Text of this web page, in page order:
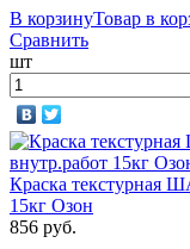
В корзинуТовар в
Сравнить
шт
Краска текстурная
15кг Озон
856 руб.